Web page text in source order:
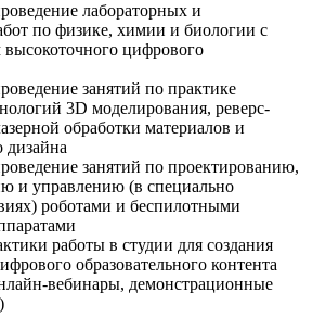
лабораторных и
по физике, химии и биологии с
высокоточного цифрового
занятий по практике
3D моделирования, реверс-
обработки материалов и
занятий по проектированию,
и управлению (в специально
роботами и беспилотными
работы в студии для создания
образовательного контента
вебинары, демонстрационные